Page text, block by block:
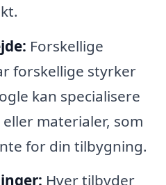
Forskellige
forskellige styrker
kan specialisere
materialer, som
for din tilbygning.
Hver tilbyder